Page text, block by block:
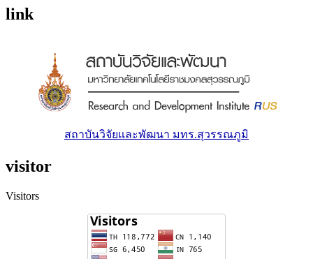
link
สถาบันวิจัยและพัฒนา มทร.สุวรรณภูมิ
visitor
Visitors